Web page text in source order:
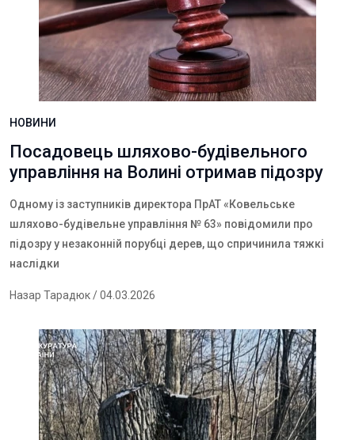
НОВИНИ
Посадовець шляхово-будівельного
управління на Волині отримав підозру
Одному із заступників директора ПрАТ «Ковельське
шляхово-будівельне управління № 63» повідомили про
підозру у незаконній порубці дерев, що спричинила тяжкі
наслідки
Назар Тарадюк/ 04.03.2026